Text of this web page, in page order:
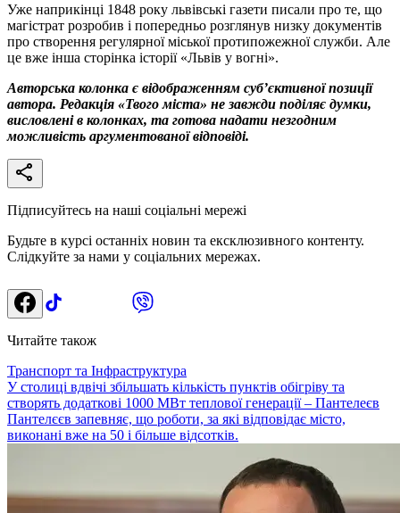
Уже наприкінці 1848 року львівські газети писали про те, що
магістрат розробив і попередньо розглянув низку документів
про створення регулярної міської протипожежної служби. Але
це вже інша сторінка історії «Львів у вогні».
Авторська колонка є відображенням суб’єктивної позиції
автора. Редакція «Твого міста» не завжди поділяє думки,
висловлені в колонках, та готова надати незгодним
можливість аргументованої відповіді.
Підписуйтесь на наші соціальні мережі
Будьте в курсі останніх новин та ексклюзивного контенту.
Слідкуйте за нами у соціальних мережах.
Читайте також
Транспорт та Інфраструктура
У столиці вдвічі збільшать кількість пунктів обігріву та
створять додаткові 1000 МВт теплової генерації – Пантелеєв
Пантелєєв запевняє, що роботи, за які відповідає місто,
виконані вже на 50 і більше відсотків.